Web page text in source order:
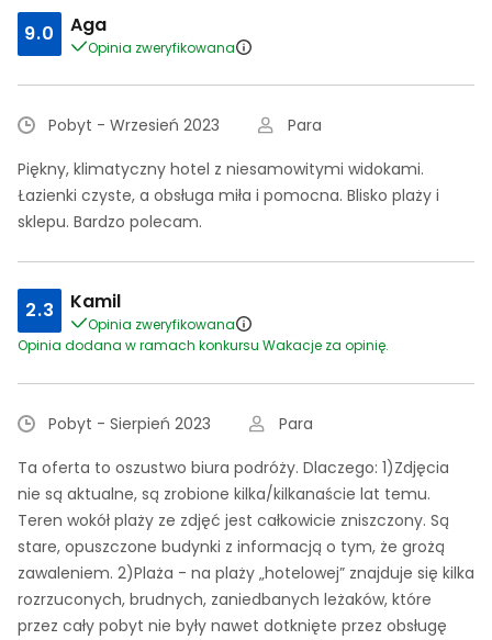
9.0 Aga
Opinia zweryfikowana
Pobyt - Wrzesień 2023
Para
Piękny, klimatyczny hotel z niesamowitymi widokami.
Łazienki czyste, a obsługa miła i pomocna. Blisko plaży i
sklepu. Bardzo polecam.
2.3 Kamil
Opinia zweryfikowana
Opinia dodana w ramach konkursu Wakacje za opinię.
Pobyt - Sierpień 2023
Para
Ta oferta to oszustwo biura podróży. Dlaczego: 1)Zdjęcia
nie są aktualne, są zrobione kilka/kilkanaście lat temu.
Teren wokół plaży ze zdjęć jest całkowicie zniszczony. Są
stare, opuszczone budynki z informacją o tym, że grożą
zawaleniem. 2)Plaża - na plaży „hotelowej” znajduje się kilka
rozrzuconych, brudnych, zaniedbanych leżaków, które
przez cały pobyt nie były nawet dotknięte przez obsługę